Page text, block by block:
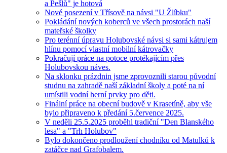
a Pešlů" je hotová
Nové posezení v Třísově na návsi "U Žlíbku"
Pokládání nových koberců ve všech prostorách naší
mateřské školky
Pro terénní úpravu Holubovské návsi si sami kátrujem
hlínu pomocí vlastní mobilní kátrovačky
Pokračují práce na potoce protékajícím přes
Holubovskou náves.
Na sklonku prázdnin jsme zprovoznili starou původní
studnu na zahradě naší základní školy a poté na ní
umístili vodní herní prvky pro děti.
Finální práce na obecní budově v Krasetíně, aby vše
bylo připraveno k předání 5.července 2025.
V neděli 25.5.2025 proběhl tradiční "Den Blanského
lesa" a "Trh Holubov"
Bylo dokončeno prodloužení chodníku od Matulků k
zatáčce nad Grafobalem.